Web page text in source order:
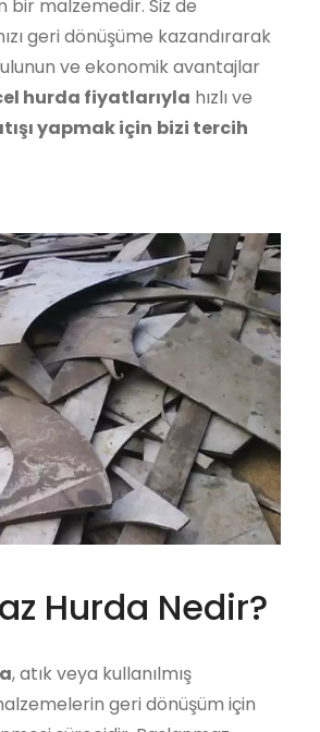
bir malzemedir. Siz de
geri dönüşüme kazandırarak
ve ekonomik avantajlar
hurda fiyatlarıyla hızlı ve
yapmak için bizi tercih
Hurda Nedir?
, atık veya kullanılmış
geri dönüşüm için